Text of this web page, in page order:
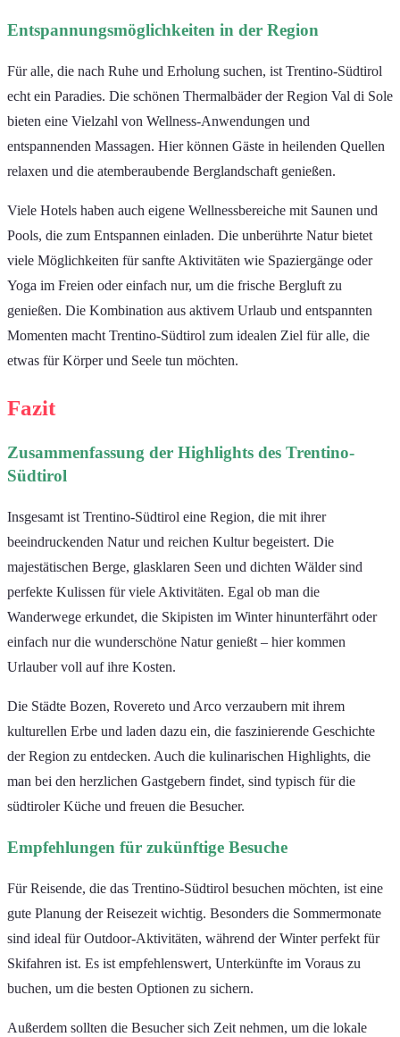
Entspannungsmöglichkeiten in der Region
Für alle, die nach Ruhe und Erholung suchen, ist Trentino-Südtirol
echt ein Paradies. Die schönen Thermalbäder der Region Val di Sole
bieten eine Vielzahl von Wellness-Anwendungen und
entspannenden Massagen. Hier können Gäste in heilenden Quellen
relaxen und die atemberaubende Berglandschaft genießen.
Viele Hotels haben auch eigene Wellnessbereiche mit Saunen und
Pools, die zum Entspannen einladen. Die unberührte Natur bietet
viele Möglichkeiten für sanfte Aktivitäten wie Spaziergänge oder
Yoga im Freien oder einfach nur, um die frische Bergluft zu
genießen. Die Kombination aus aktivem Urlaub und entspannten
Momenten macht Trentino-Südtirol zum idealen Ziel für alle, die
etwas für Körper und Seele tun möchten.
Fazit
Zusammenfassung der Highlights des Trentino-
Südtirol
Insgesamt ist Trentino-Südtirol eine Region, die mit ihrer
beeindruckenden Natur und reichen Kultur begeistert. Die
majestätischen Berge, glasklaren Seen und dichten Wälder sind
perfekte Kulissen für viele Aktivitäten. Egal ob man die
Wanderwege erkundet, die Skipisten im Winter hinunterfährt oder
einfach nur die wunderschöne Natur genießt – hier kommen
Urlauber voll auf ihre Kosten.
Die Städte Bozen, Rovereto und Arco verzaubern mit ihrem
kulturellen Erbe und laden dazu ein, die faszinierende Geschichte
der Region zu entdecken. Auch die kulinarischen Highlights, die
man bei den herzlichen Gastgebern findet, sind typisch für die
südtiroler Küche und freuen die Besucher.
Empfehlungen für zukünftige Besuche
Für Reisende, die das Trentino-Südtirol besuchen möchten, ist eine
gute Planung der Reisezeit wichtig. Besonders die Sommermonate
sind ideal für Outdoor-Aktivitäten, während der Winter perfekt für
Skifahren ist. Es ist empfehlenswert, Unterkünfte im Voraus zu
buchen, um die besten Optionen zu sichern.
Außerdem sollten die Besucher sich Zeit nehmen, um die lokale